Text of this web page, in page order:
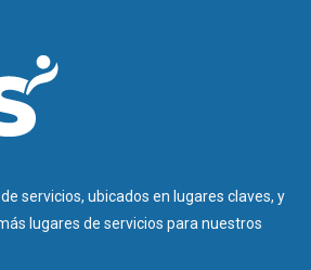
servicios, ubicados en lugares claves, y
lugares de servicios para nuestros